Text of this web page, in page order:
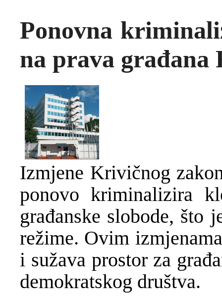
Ponovna
na prava građana
Izmjene Krivičnog
ponovo kriminalizira
građanske slobode, što
režime. Ovim
i sužava prostor za
demokratskog društva.